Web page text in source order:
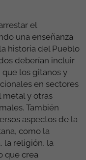
el
una enseñanza
historia del Pueblo
deberían incluir
los gitanos y
en sectores
metal y otras
También
aspectos de la
como la
la religión, la
que crea